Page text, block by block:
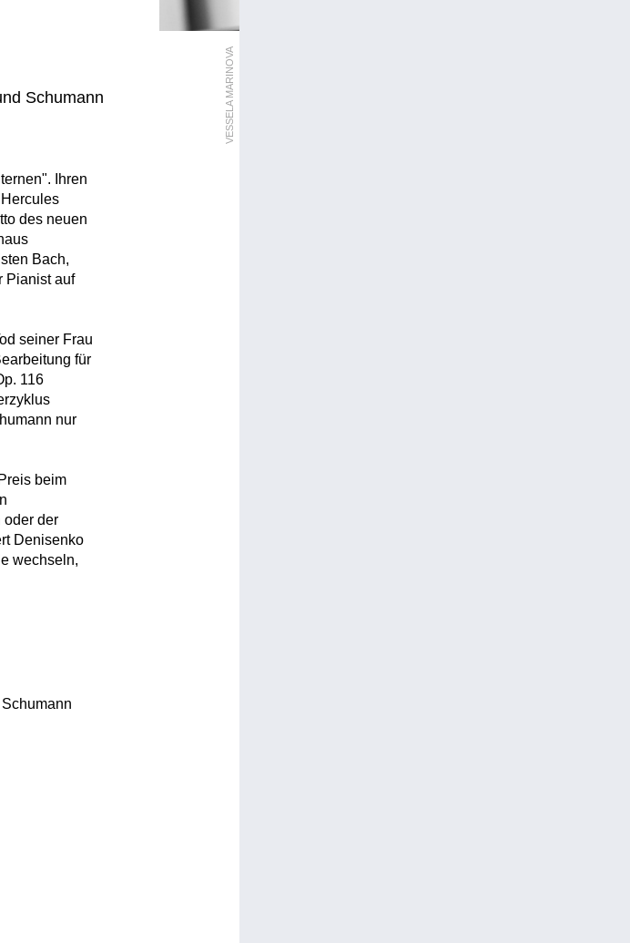
VESSELA MARINOVA
Schumann
Ihren
des neuen
Bach,
Pianist auf
seiner Frau
für
116
nur
beim
oder der
Denisenko
wechseln,